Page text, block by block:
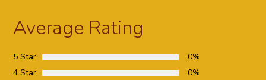
Average Rating
5 Star
0%
4 Star
0%